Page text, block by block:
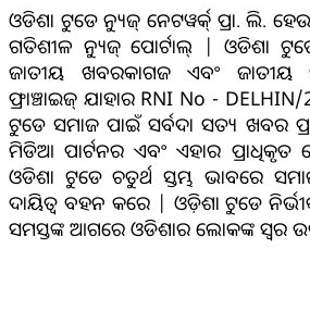
ଓଡିଶା ଟୁଡେ ନ୍ୟୁଜ୍ ନେଟୱର୍କ୍ ପ୍ରା. ଲି.
ଗତିଶୀଳ ନ୍ୟୁଜ୍ ପୋର୍ଟାଲ୍ | ଓଡିଶା
ଜାତୀୟ ଖବରକାଗଜ ଏବଂ ଜାତୀୟ
ଫ୍ରାଞ୍ଚାଇଜ୍ ଯାହାର RNI No -
ଟୁଡେ ସମାଜ ପାଇଁ ସର୍ବଦା ସତ୍ୟ ଖବର
ମିଡିଆ ପାର୍ଟନର ଏବଂ ଏହାର ପ୍ରାଧିକୃତ
ଓଡିଶା ଟୁଡେ ଚତୁର୍ଥ ସ୍ତମ୍ଭ ଭାବରେ
ଦାୟିତ୍ବ ବହନ କରେ | ଓଡ଼ିଶା ଟୁଡେ
ସମସ୍ତଙ୍କ ଆଗରେ ଓଡିଶାର ଲୋକଙ୍କ ସ୍ୱର